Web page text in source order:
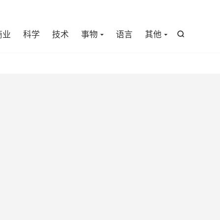

业 科学 技术 事物 语言 其他